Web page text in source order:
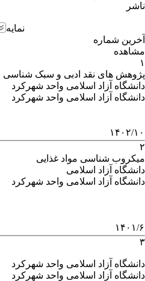
ناشر
نمایه
آخرین شماره
مشاهده
۱
پژوهش های نقد ادبی و سبک شناسی
دانشگاه آزاد اسلامی واحد شهرکرد
دانشگاه آزاد اسلامی واحد شهرکرد
۱۴۰۲/۱۰
۲
میکروب شناسی مواد غذایی
دانشگاه آزاد اسلامی
دانشگاه آزاد اسلامی واحد شهرکرد
۱۴۰۱/۶
۳
دانشگاه آزاد اسلامی واحد شهرکرد
دانشگاه آزاد اسلامی واحد شهرکرد